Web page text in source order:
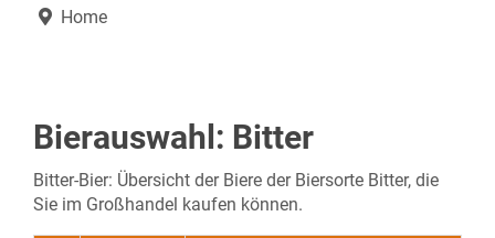
Home
Bierauswahl: Bitter
Bitter-Bier: Übersicht der Biere der Biersorte Bitter, die
Sie im Großhandel kaufen können.